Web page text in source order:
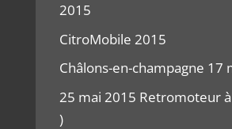
2015
CitroMobile 2015
Châlons-en-champagne 17
25 mai 2015 Retromoteur
)